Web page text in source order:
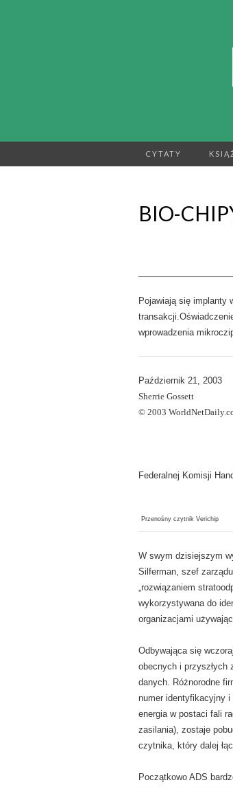
CYTATY
BIO-
Pojawiają się implanty
wprowadzenia
Październik 21, 2003
Sherrie Gossett
© 2003
Federalnej Komisji
Przenośny czytnik Verichip
W swym dzisiejszym
Silferman, szef
„rozwiązaniem
wykorzystywana do
organizacjami
Odbywająca się
obecnych i przyszłych
danych. Różnorodne
numer identyfikacyjny
energia w postaci fali
zasilania), zostaje
czytnika, który dalej
Początkowo ADS